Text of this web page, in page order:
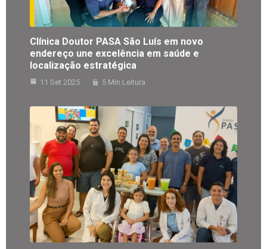
Clínica Doutor PASA São Luís em novo
endereço une excelência em saúde e
localização estratégica
11 Set 2025 5 Min Leitura